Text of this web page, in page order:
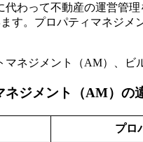
わって不動産の運営管
す。プロパティマネジ
ネジメント（AM）、
ネジメント（AM）の
プロ